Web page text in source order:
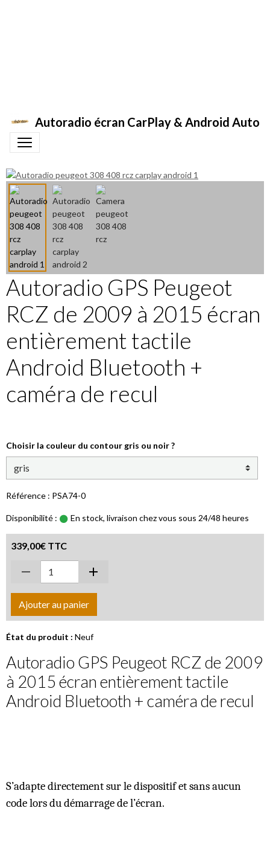
Autoradio écran CarPlay & Android Auto
Autoradio GPS Peugeot
RCZ de 2009 à 2015 écran
entièrement tactile
Android Bluetooth +
caméra de recul
Choisir la couleur du contour gris ou noir ?
Référence : PSA74-0
Disponibilité : En stock, livraison chez vous sous 24/48 heures
339,00€ TTC
Ajouter au panier
État du produit : Neuf
Autoradio GPS Peugeot RCZ de 2009
à 2015 écran entièrement tactile
Android Bluetooth + caméra de recul
S’adapte directement sur le dispositif et sans aucun
code lors du démarrage de l’écran.